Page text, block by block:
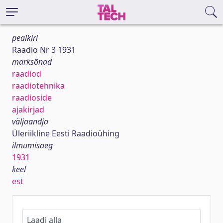
pealkiri
Raadio Nr 3 1931
märksõnad
raadiod
raadiotehnika
raadioside
ajakirjad
väljaandja
Üleriikline Eesti Raadioühing
ilmumisaeg
1931
keel
est
Laadi alla